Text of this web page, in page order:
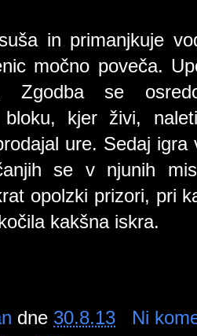
in primanjkuje
močno poveča.
Zgodba se
bloku, kjer živi,
ure. Sedaj
se v njunih
opolzki prizori, pri
kakšna iskra.
dne 30.8.13
Ni